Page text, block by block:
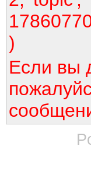
)
Если вы